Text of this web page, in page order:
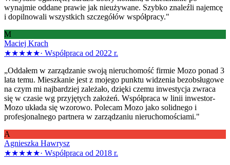
wynajmie oddane prawie jak nieużywane. Szybko znaleźli najemcę
i dopilnowali wszystkich szczegółów współpracy."
M
Maciej Krach
★★★★★· Współpraca od 2022 r.
„Oddałem w zarządzanie swoją nieruchomość firmie Mozo ponad 3
lata temu. Mieszkanie jest z mojego punktu widzenia bezobsługowe
na czym mi najbardziej zależało, dzięki czemu inwestycja zwraca
się w czasie wg przyjętych założeń. Współpraca w linii inwestor-
Mozo układa się wzorowo. Polecam Mozo jako solidnego i
profesjonalnego partnera w zarządzaniu nieruchomościami."
A
Agnieszka Hawrysz
★★★★★· Współpraca od 2018 r.